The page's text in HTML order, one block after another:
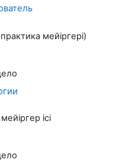
мейіргері)
ісі